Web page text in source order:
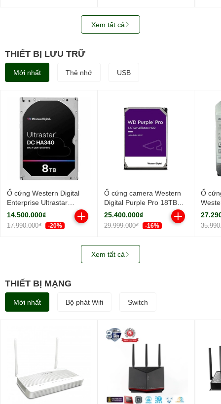
Xem tất cả
THIẾT BỊ LƯU TRỮ
Mới nhất Thẻ nhớ USB
Ổ cứng Western Digital
Enterprise Ultrastar
HA340 8TB 7200RPM
256MB-
WUS721208BLE6L4
14.500.000₫
17.990.000₫ -20%
Ổ cứng camera Western
Digital Purple Pro 18TB
WD181PURP (3.5Inch/
7200rpm/ Cache 256MB/
SATA3)
25.400.000₫
29.999.000₫ -16%
Ổ
18TB
Xem tất cả
THIẾT BỊ MẠNG
Mới nhất Bộ phát Wifi Switch